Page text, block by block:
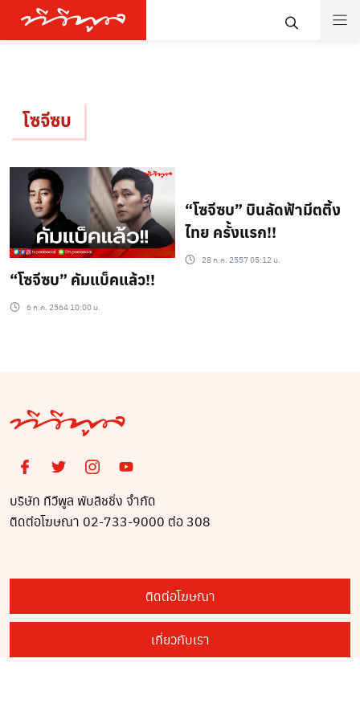
โซจีซบ
“โซจีซบ” คัมแบ็คแล้ว!!
6 ก.ค. 2564 10:00 น.
“โซจีซบ” บินลัดฟ้ามีตติ้ง
ไทย ครั้งแรก!!
28 ก.ค. 2557 05:12 น.
บริษัท ทีวีพูล พับลิชชิ่ง จำกัด
ติดต่อโฆษณา 02-733-9000 ต่อ 308
ติดต่อโฆษณา
เกี่ยวกับเรา